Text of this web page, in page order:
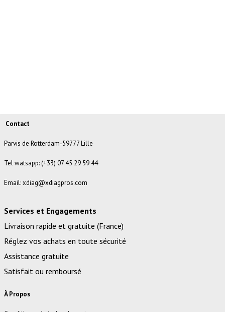
Contact
Parvis de Rotterdam-59777 Lille
Tel watsapp: (+33) 07 45 29 59 44
Email: xdiag@xdiagpros.com
Services et Engagements
Livraison rapide et gratuite (France)
Réglez vos achats en toute sécurité
Assistance gratuite
Satisfait ou remboursé
À Propos